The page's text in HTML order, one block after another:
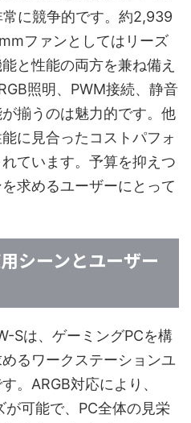
に競争的です。約2,939
ファンとしてはリーズ
と性能の両方を兼ね備え
照明、PWM接続、静音
揃うのは魅力的です。他
に見合ったコストパフォ
ています。予算を抑えつ
求めるユーザーにとって
シーンとユーザー
Sは、ゲーミングPCを構
るワークステーションユ
。ARGB対応により、
可能で、PC全体の見栄